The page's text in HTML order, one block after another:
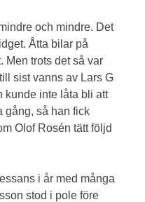
och mindre. Det
Åtta bilar på
Men trots det så var
sist vanns av Lars G
kunde inte låta bli att
gång, så han fick
Olof Rosén tätt följd
i år med många
stod i pole före